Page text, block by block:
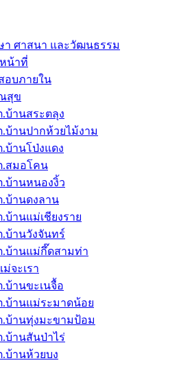
า ศาสนา และวัฒนธรรม
หน้าที่
อบภายใน
สุข
บ้านสระตลุง
.บ้านปากห้วยไม้งาม
บ้านโป่งแดง
.สมอโคน
.บ้านหนองงิ้ว
.บ้านดงลาน
บ้านแม่เชียงราย
.บ้านวังจันทร์
.บ้านแม่กึ๊ดสามท่า
จะเรา
บ้านขะเนจื้อ
.บ้านแม่ระมาดน้อย
.บ้านทุ่งมะขามป้อม
.บ้านสันป่าไร่
.บ้านห้วยบง